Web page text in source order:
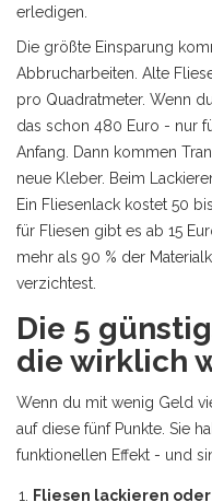
erledigen.
Die größte Einsparung
Abbrucharbeiten. Alte
pro Quadratmeter. Wenn
das schon 480 Euro - nur
Anfang. Dann kommen
neue Kleber. Beim
Ein Fliesenlack kostet 50
für Fliesen gibt es ab 15
mehr als 90 % der
verzichtest.
Die 5
die wirklich
Wenn du mit wenig Geld
auf diese fünf Punkte. Sie
funktionellen Effekt - und
Fliesen lackieren